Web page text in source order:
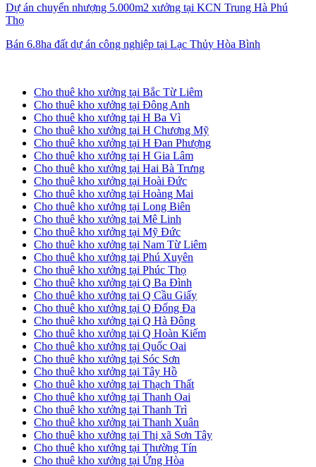
Dự án chuyển nhượng 5.000m2 xưởng tại KCN Trung Hà Phú
Thọ
Bán 6.8ha đất dự án công nghiệp tại Lạc Thủy Hòa Bình
Cho thuê kho xưởng tại Bắc Từ Liêm
Cho thuê kho xưởng tại Đông Anh
Cho thuê kho xưởng tại H Ba Vì
Cho thuê kho xưởng tại H Chương Mỹ
Cho thuê kho xưởng tại H Đan Phượng
Cho thuê kho xưởng tại H Gia Lâm
Cho thuê kho xưởng tại Hai Bà Trưng
Cho thuê kho xưởng tại Hoài Đức
Cho thuê kho xưởng tại Hoàng Mai
Cho thuê kho xưởng tại Long Biên
Cho thuê kho xưởng tại Mê Linh
Cho thuê kho xưởng tại Mỹ Đức
Cho thuê kho xưởng tại Nam Từ Liêm
Cho thuê kho xưởng tại Phú Xuyên
Cho thuê kho xưởng tại Phúc Thọ
Cho thuê kho xưởng tại Q Ba Đình
Cho thuê kho xưởng tại Q Cầu Giấy
Cho thuê kho xưởng tại Q Đống Đa
Cho thuê kho xưởng tại Q Hà Đông
Cho thuê kho xưởng tại Q Hoàn Kiếm
Cho thuê kho xưởng tại Quốc Oai
Cho thuê kho xưởng tại Sóc Sơn
Cho thuê kho xưởng tại Tây Hồ
Cho thuê kho xưởng tại Thạch Thất
Cho thuê kho xưởng tại Thanh Oai
Cho thuê kho xưởng tại Thanh Trì
Cho thuê kho xưởng tại Thanh Xuân
Cho thuê kho xưởng tại Thị xã Sơn Tây
Cho thuê kho xưởng tại Thường Tín
Cho thuê kho xưởng tại Ứng Hòa